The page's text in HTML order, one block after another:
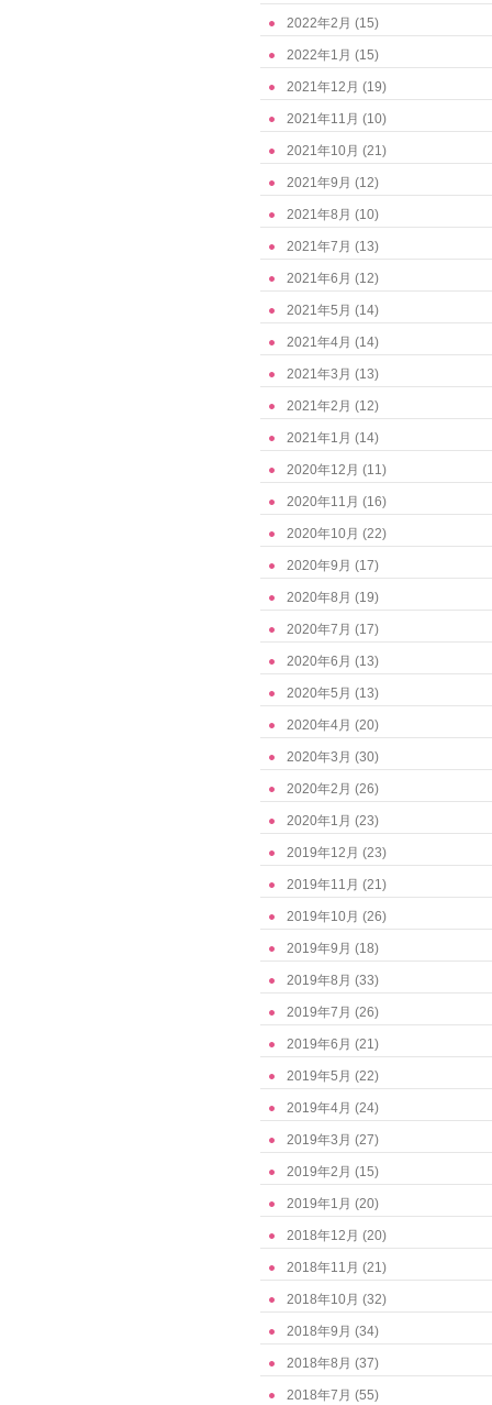
2022年2月 (15)
2022年1月 (15)
2021年12月 (19)
2021年11月 (10)
2021年10月 (21)
2021年9月 (12)
2021年8月 (10)
2021年7月 (13)
2021年6月 (12)
2021年5月 (14)
2021年4月 (14)
2021年3月 (13)
2021年2月 (12)
2021年1月 (14)
2020年12月 (11)
2020年11月 (16)
2020年10月 (22)
2020年9月 (17)
2020年8月 (19)
2020年7月 (17)
2020年6月 (13)
2020年5月 (13)
2020年4月 (20)
2020年3月 (30)
2020年2月 (26)
2020年1月 (23)
2019年12月 (23)
2019年11月 (21)
2019年10月 (26)
2019年9月 (18)
2019年8月 (33)
2019年7月 (26)
2019年6月 (21)
2019年5月 (22)
2019年4月 (24)
2019年3月 (27)
2019年2月 (15)
2019年1月 (20)
2018年12月 (20)
2018年11月 (21)
2018年10月 (32)
2018年9月 (34)
2018年8月 (37)
2018年7月 (55)